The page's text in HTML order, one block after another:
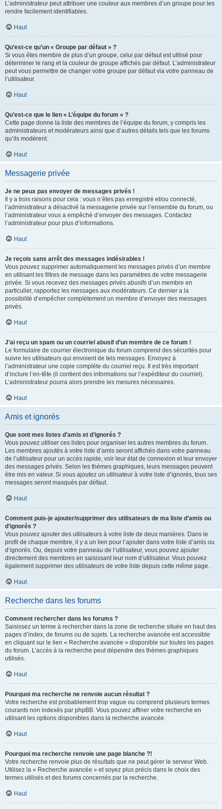
L’administrateur peut attribuer une couleur aux membres d’un groupe pour les
rendre facilement identifiables.
Haut
Qu’est-ce qu’un « Groupe par défaut » ?
Si vous êtes membre de plus d’un groupe, celui par défaut est utilisé pour
déterminer le rang et la couleur de groupe affichés par défaut. L’administrateur
peut vous permettre de changer votre groupe par défaut via votre panneau de
l’utilisateur.
Haut
Qu’est-ce que le lien « L’équipe du forum » ?
Cette page donne la liste des membres de l’équipe du forum, y compris les
administrateurs et modérateurs ainsi que d’autres détails tels que les forums
qu’ils modèrent.
Haut
Messagerie privée
Je ne peux pas envoyer de messages privés !
Il y a trois raisons pour cela : vous n’êtes pas enregistré et/ou connecté,
l’administrateur a désactivé la messagerie privée sur l’ensemble du forum, ou
l’administrateur vous a empêché d’envoyer des messages. Contactez
l’administrateur pour plus d’informations.
Haut
Je reçois sans arrêt des messages indésirables !
Vous pouvez supprimer automatiquement les messages privés d’un membre
en utilisant les filtres de message dans les paramètres de votre messagerie
privée. Si vous recevez des messages privés abusifs d’un membre en
particulier, rapportez les messages aux modérateurs. Ce dernier a la
possibilité d’empêcher complètement un membre d’envoyer des messages
privés.
Haut
J’ai reçu un spam ou un courriel abusif d’un membre de ce forum !
Le formulaire de courrier électronique du forum comprend des sécurités pour
suivre les utilisateurs qui envoient de tels messages. Envoyez à
l’administrateur une copie complète du courriel reçu. Il est très important
d’inclure l’en-tête (il contient des informations sur l’expéditeur du courriel).
L’administrateur pourra alors prendre les mesures nécessaires.
Haut
Amis et ignorés
Que sont mes listes d’amis et d’ignorés ?
Vous pouvez utiliser ces listes pour organiser les autres membres du forum.
Les membres ajoutés à votre liste d’amis seront affichés dans votre panneau
de l’utilisateur pour un accès rapide, voir leur état de connexion et leur envoyer
des messages privés. Selon les thèmes graphiques, leurs messages peuvent
être mis en valeur. Si vous ajoutez un utilisateur à votre liste d’ignorés, tous ses
messages seront masqués par défaut.
Haut
Comment puis-je ajouter/supprimer des utilisateurs de ma liste d’amis ou
d’ignorés ?
Vous pouvez ajouter des utilisateurs à votre liste de deux manières. Dans le
profil de chaque membre, il y a un lien pour l’ajouter dans votre liste d’amis ou
d’ignorés. Ou, depuis votre panneau de l’utilisateur, vous pouvez ajouter
directement des membres en saisissant leur nom d’utilisateur. Vous pouvez
également supprimer des utilisateurs de votre liste depuis cette même page.
Haut
Recherche dans les forums
Comment rechercher dans les forums ?
Saisissez un terme à rechercher dans la zone de recherche située en haut des
pages d’index, de forums ou de sujets. La recherche avancée est accessible
en cliquant sur le lien « Recherche avancée » disponible sur toutes les pages
du forum. L’accès à la recherche peut dépendre des thèmes graphiques
utilisés.
Haut
Pourquoi ma recherche ne renvoie aucun résultat ?
Votre recherche est probablement trop vague ou comprend plusieurs termes
courants non indexés par phpBB. Vous pouvez affiner votre recherche en
utilisant les options disponibles dans la recherche avancée.
Haut
Pourquoi ma recherche renvoie une page blanche ?!
Votre recherche renvoie plus de résultats que ne peut gérer le serveur Web.
Utilisez la « Recherche avancée » et soyez plus précis dans le choix des
termes utilisés et des forums concernés par la recherche.
Haut